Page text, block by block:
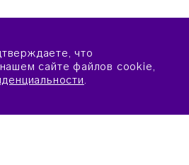
что
сайте файлов cookie,
.